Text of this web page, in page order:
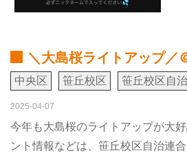
＼大島桜ライトアップ／
中央区 笹丘校区 笹丘校区自
2025-04-07
今年も大島桜のライトアップが大
ント情報などは、笹丘校区自治連